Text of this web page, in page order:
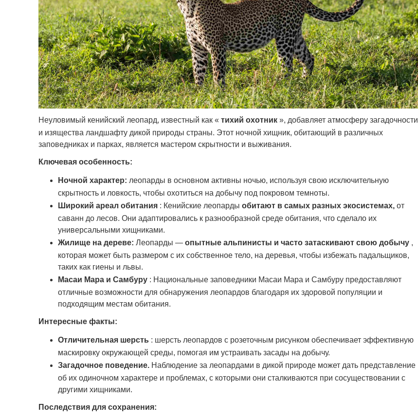
Неуловимый кенийский леопард, известный как « тихий охотник», добавляет атмосферу загадочности
и изящества ландшафту дикой природы страны. Этот ночной хищник, обитающий в различных
заповедниках и парках, является мастером скрытности и выживания.
Ключевая особенность:
Ночной характер: леопарды в основном активны ночью, используя свою исключительную
скрытность и ловкость, чтобы охотиться на добычу под покровом темноты.
Широкий ареал обитания: Кенийские леопарды обитают в самых разных экосистемах,от
саванн до лесов. Они адаптировались к разнообразной среде обитания, что сделало их
универсальными хищниками.
Жилище на дереве: Леопарды — опытные альпинисты и часто затаскивают свою добычу,
которая может быть размером с их собственное тело, на деревья, чтобы избежать падальщиков,
таких как гиены и львы.
Масаи Мара и Самбуру: Национальные заповедники Масаи Мара и Самбуру предоставляют
отличные возможности для обнаружения леопардов благодаря их здоровой популяции и
подходящим местам обитания.
Интересные факты:
Отличительная шерсть: шерсть леопардов с розеточным рисунком обеспечивает эффективную
маскировку окружающей среды, помогая им устраивать засады на добычу.
Загадочное поведение.Наблюдение за леопардами в дикой природе может дать представление
об их одиночном характере и проблемах, с которыми они сталкиваются при сосуществовании с
другими хищниками.
Последствия для сохранения: